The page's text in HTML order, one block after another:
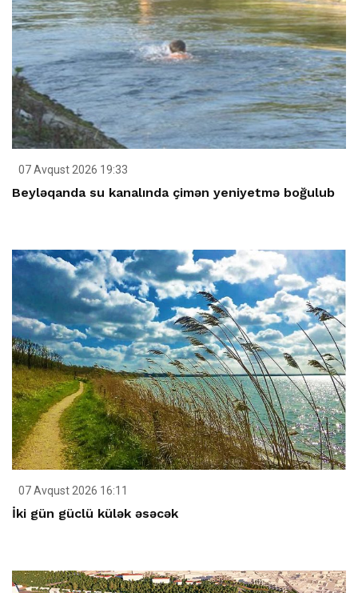
07 Avqust 2026 19:33
Beyləqanda su kanalında çimən yeniyetmə boğulub
07 Avqust 2026 16:11
İki gün güclü külək əsəcək